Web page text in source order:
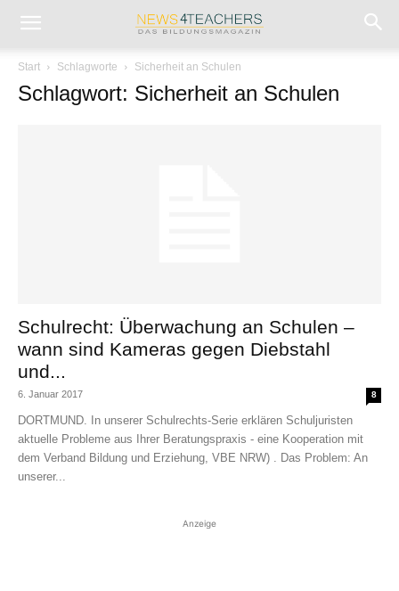
Start Schlagworte Sicherheit an Schulen
Schlagwort: Sicherheit an Schulen
Schulrecht: Überwachung an Schulen –
wann sind Kameras gegen Diebstahl
und...
6. Januar 2017 8
DORTMUND. In unserer Schulrechts-Serie erklären Schuljuristen
aktuelle Probleme aus Ihrer Beratungspraxis - eine Kooperation mit
dem Verband Bildung und Erziehung, VBE NRW) . Das Problem: An
unserer...
Anzeige